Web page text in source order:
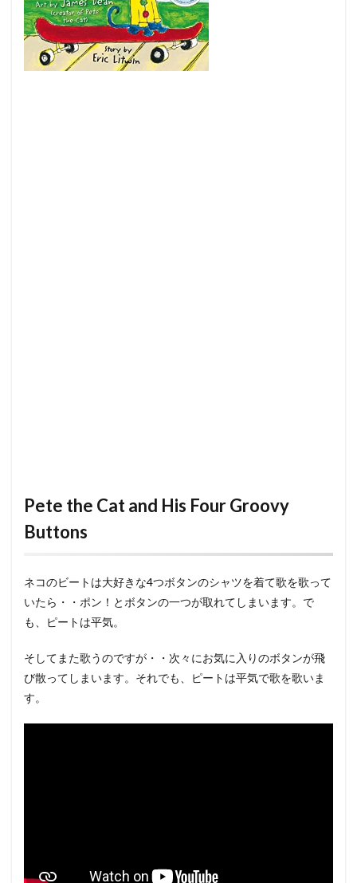
Pete the Cat and His Four Groovy
Buttons
ネコのビートは大好きな4つボタンのシャツを着て歌を歌って
いたら・・ポン！とボタンの一つが取れてしまいます。で
も、ピートは平気。
そしてまた歌うのですが・・次々にお気に入りのボタンが飛
び散ってしまいます。それでも、ピートは平気で歌を歌いま
す。